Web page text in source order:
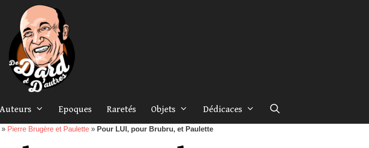
Auteurs Epoques Raretés Objets Dédicaces
» Pierre Brugère et Paulette » Pour LUI, pour Brubru, et Paulette